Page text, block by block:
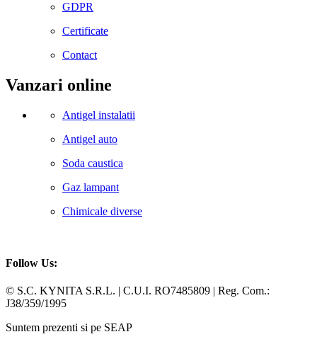
GDPR
Certificate
Contact
Vanzari online
Antigel instalatii
Antigel auto
Soda caustica
Gaz lampant
Chimicale diverse
Follow Us:
Facebook
Whatsapp
© S.C. KYNITA S.R.L. | C.U.I. RO7485809 | Reg. Com.:
J38/359/1995
Suntem prezenti si pe SEAP